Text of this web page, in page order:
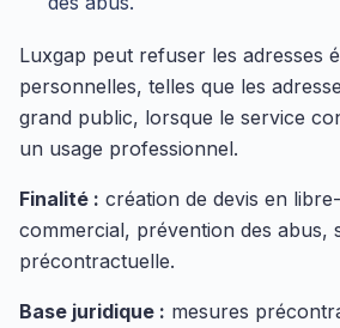
Luxgap peut refuser les adresses
personnelles, telles que les
grand public, lorsque le service
un usage professionnel.
Finalité : création de devis en
commercial, prévention des abus,
précontractuelle.
Base juridique : mesures